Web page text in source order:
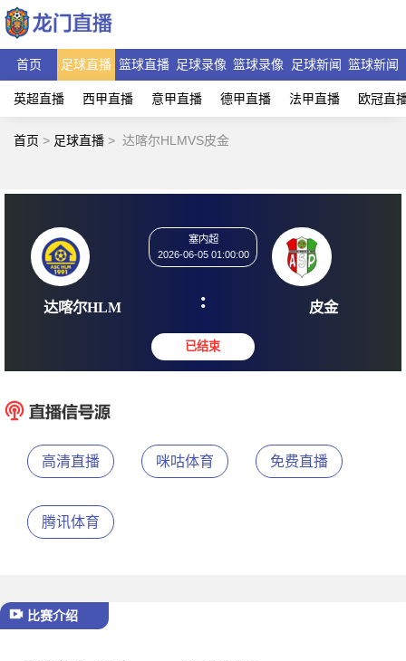
首页 足球直播 篮球直播 足球录像 篮球录像 足球新闻 篮球新闻
英超直播 西甲直播 意甲直播 德甲直播 法甲直播 欧冠直
首页 > 足球直播 > 达喀尔HLMVS皮金
达喀尔HLM
2026-06-05 01:00:00
: 皮
高清直播 咪咕体育 免费直播
腾讯体育
比赛介绍